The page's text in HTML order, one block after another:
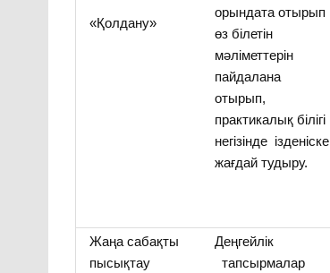
«Қолдану»
орындата отырып
өз білетін
мәліметтерін
пайдалана
отырып,
практикалық білігі
негізінде ізденіске
жағдай тудыру.
Жаңа сабақты
пысықтау
Деңгейлік
тапсырмалар